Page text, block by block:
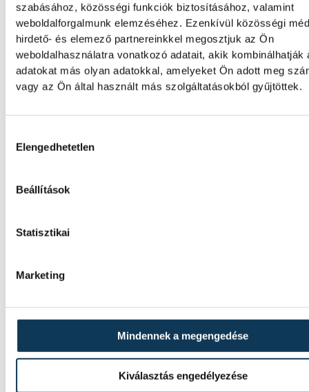
szabásához, közösségi funkciók biztosításához, valamint
weboldalforgalmunk elemzéséhez. Ezenkívül közösségi
hirdető- és elemező partnereinkkel megosztjuk az Ön
weboldalhasználatra vonatkozó adatait, akik kombinálhatják
adatokat más olyan adatokkal, amelyeket Ön adott meg
vagy az Ön által használt más szolgáltatásokból gyűjtöttek.
Elengedhetetlen
Beállítások
Statisztikai
Marketing
Mindennek a megengedése
Kiválasztás engedélyezése
SPORT
3 km-es kieséses
Betlehem Dávid aranyérmet nyert
nyíltvízi úszók 3 kilométeres kieséses
bajnokságon. Rasovszky Kristóf célfotóval
lett.
legjobbja
Az Európa-bajnoki és a grand master
elnyerte Gyurkovics Ferenc a masters
kontinenstornán.